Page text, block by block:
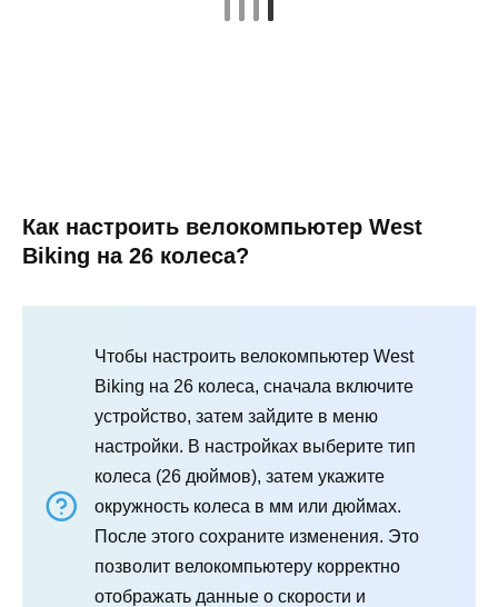
Как настроить велокомпьютер West
Biking на 26 колеса?
Чтобы настроить велокомпьютер West
Biking на 26 колеса, сначала включите
устройство, затем зайдите в меню
настройки. В настройках выберите тип
колеса (26 дюймов), затем укажите
окружность колеса в мм или дюймах.
После этого сохраните изменения. Это
позволит велокомпьютеру корректно
отображать данные о скорости и